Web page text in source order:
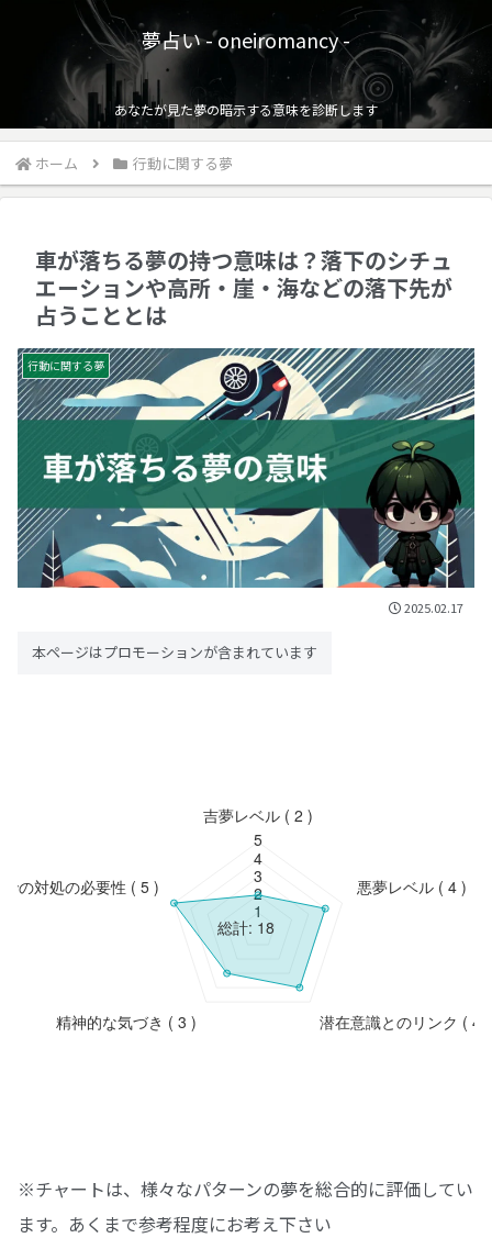
夢占い - oneiromancy -
あなたが見た夢の暗示する意味を診断します
ホーム 行動に関する夢
車が落ちる夢の持つ意味は？落下のシチュ
エーションや高所・崖・海などの落下先が
占うこととは
行動に関する夢
2025.02.17
本ページはプロモーションが含まれています
※チャートは、様々なパターンの夢を総合的に評価してい
ます。あくまで参考程度にお考え下さい